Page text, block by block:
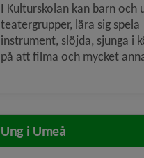
I Kulturskolan kan barn och
teatergrupper, lära sig spela
instrument, slöjda, sjunga i
på att filma och mycket
Ung i Umeå